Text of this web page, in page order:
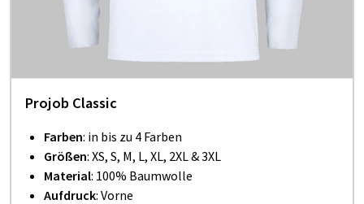
Projob Classic
Farben: in bis zu 4 Farben
Größen: XS, S, M, L, XL, 2XL & 3XL
Material: 100% Baumwolle
Aufdruck: Vorne